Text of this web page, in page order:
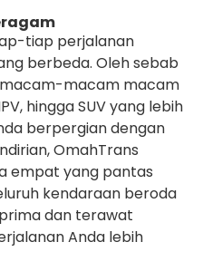
tiap perjalanan
berbeda. Oleh sebab
macam macam
hingga SUV yang lebih
berpergian dengan
OmahTrans
empat yang pantas
kendaraan beroda
dan terawat
Anda lebih